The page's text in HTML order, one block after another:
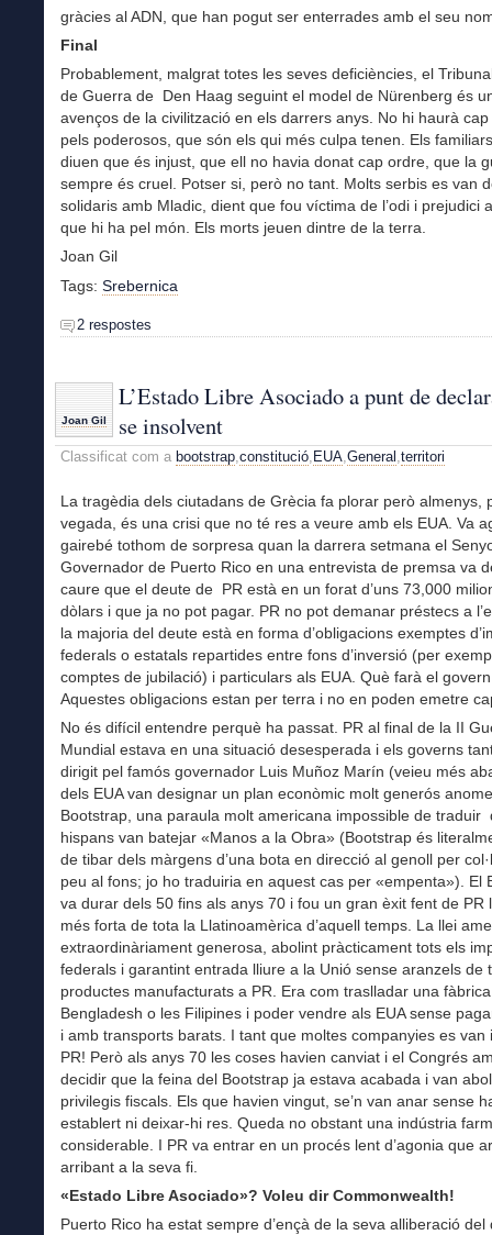
gràcies al ADN, que han pogut ser enterrades amb el seu
Final
Probablement, malgrat totes les seves deficiències, el
de Guerra de Den Haag seguint el model de Nürenberg és
avenços de la civilització en els darrers anys. No hi haurà
pels poderosos, que són els qui més culpa tenen. Els
diuen que és injust, que ell no havia donat cap ordre, que la
sempre és cruel. Potser si, però no tant. Molts serbis es van
solidaris amb Mladic, dient que fou víctima de l’odi i prejudici
que hi ha pel món. Els morts jeuen dintre de la terra.
Joan Gil
Tags: Srebernica
2 respostes
Joan Gil
L’Estado Libre Asociado a punt de
se insolvent
Classificat com a bootstrap,constitució, EUA,General ,territori
La tragèdia dels ciutadans de Grècia fa plorar però almenys,
vegada, és una crisi que no té res a veure amb els EUA. Va
gairebé tothom de sorpresa quan la darrera setmana el
Governador de Puerto Rico en una entrevista de premsa va
caure que el deute de PR està en un forat d’uns 73,000
dòlars i que ja no pot pagar. PR no pot demanar préstecs a
la majoria del deute està en forma d’obligacions exemptes
federals o estatals repartides entre fons d’inversió (per
comptes de jubilació) i particulars als EUA. Què farà el
Aquestes obligacions estan per terra i no en poden emetre
No és difícil entendre perquè ha passat. PR al final de la II
Mundial estava en una situació desesperada i els governs
dirigit pel famós governador Luis Muñoz Marín (veieu més
dels EUA van designar un plan econòmic molt generós
Bootstrap, una paraula molt americana impossible de traduir
hispans van batejar «Manos a la Obra» (Bootstrap és
de tibar dels màrgens d’una bota en direcció al genoll per
peu al fons; jo ho traduiria en aquest cas per «empenta»). El
va durar dels 50 fins als anys 70 i fou un gran èxit fent de PR
més forta de tota la Llatinoamèrica d’aquell temps. La llei
extraordinàriament generosa, abolint pràcticament tots els
federals i garantint entrada lliure a la Unió sense aranzels de
productes manufacturats a PR. Era com traslladar una
Bengladesh o les Filipines i poder vendre als EUA sense
i amb transports barats. I tant que moltes companyies es van
PR! Però als anys 70 les coses havien canviat i el Congrés
decidir que la feina del Bootstrap ja estava acabada i van
privilegis fiscals. Els que havien vingut, se’n van anar sense
establert ni deixar-hi res. Queda no obstant una indústria
considerable. I PR va entrar en un procés lent d’agonia que
arribant a la seva fi.
«Estado Libre Asociado»? Voleu dir Commonwealth!
Puerto Rico ha estat sempre d’ençà de la seva alliberació del